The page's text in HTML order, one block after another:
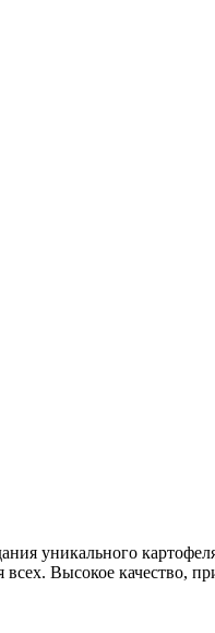
уникального
Высокое качество,